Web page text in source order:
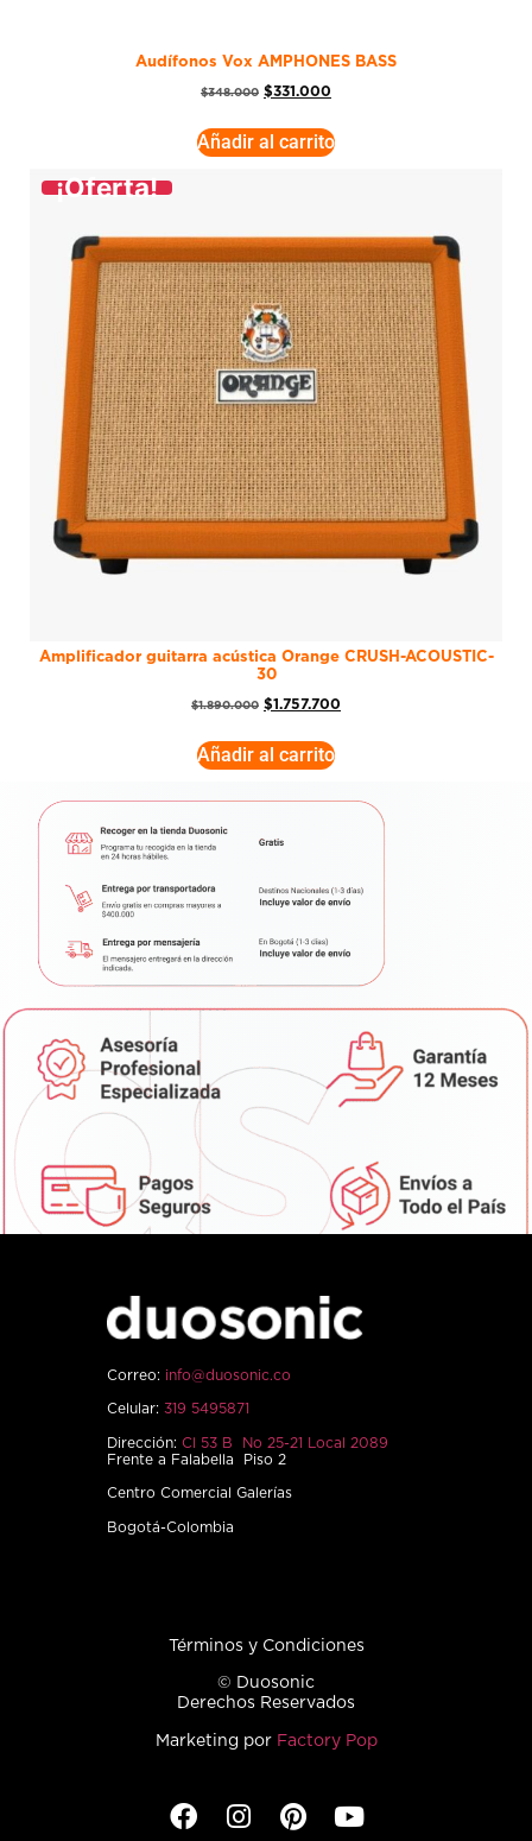
Audífonos Vox AMPHONES BASS
$348.000 $331.000
Añadir al carrito
¡Oferta!
Amplificador guitarra acústica Orange CRUSH-ACOUSTIC-
30
$1.890.000 $1.757.700
Añadir al carrito
Correo: info@duosonic.co
Celular: 319 5495871
Dirección: Cl 53 B No 25-21 Local 2089
Frente a Falabella Piso 2
Centro Comercial Galerías
Bogotá-Colombia
Términos y Condiciones
© Duosonic
Derechos Reservados
Marketing por Factory Pop